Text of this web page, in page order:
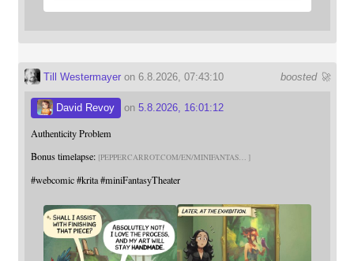
boosted 🚀
Till Westermayeron 6.8.2026, 07:43:10
David Revoy on 5.8.2026, 16:01:12
Authenticity Problem
Bonus timelapse: PEPPERCARROT.COM/EN/MINIFANTAS
#webcomic #krita #miniFantasyTheater